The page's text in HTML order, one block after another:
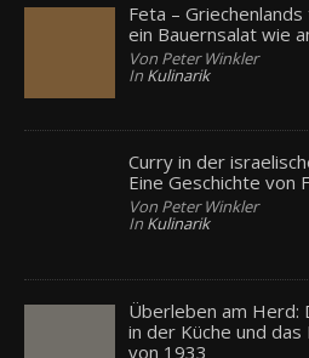
Feta –
ein Bauernsalat wie
Von Peter Winkler
In Kulinarik
Curry in der
Eine Geschichte von
Von Peter Winkler
In Kulinarik
Überleben am Herd:
in der Küche und
von 1933